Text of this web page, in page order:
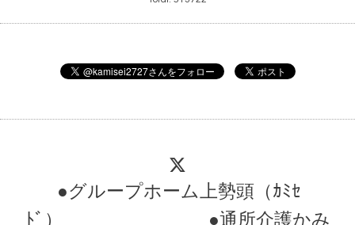
●グループホーム上勢頭（ｶﾐｾ
ﾄﾞ） ●通所介護かみ